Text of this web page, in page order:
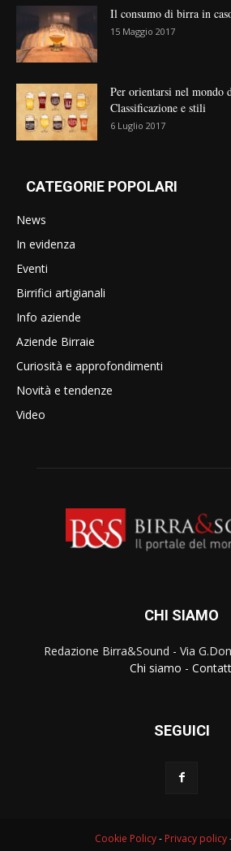
Il consumo di birra in
15 Maggio 2017
Per orientarsi nel mondo
Classificazione e stili
6 Luglio 2017
CATEGORIE POPOLARI
News
In evidenza
Eventi
Birrifici artigianali
Info aziende
Aziende Birraie
Curiosità e approfondimenti
Novità e tendenze
Video
CHI SIAMO
Redazione Birra&Sound - Via
Chi siamo -
SEGUICI
Cookie Policy- Privacy policy